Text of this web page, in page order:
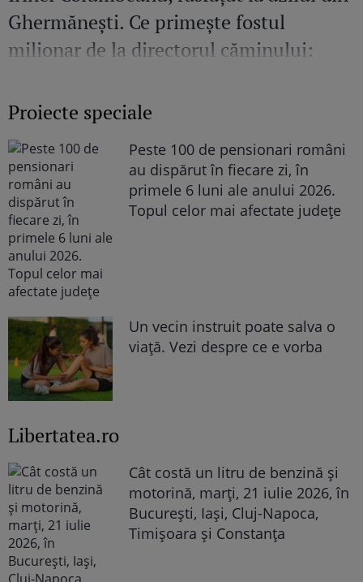
Ghermănești. Ce primește fostul
milionar de la directorul căminului:
Proiecte speciale
Peste 100 de pensionari români
au dispărut în fiecare zi, în
primele 6 luni ale anului 2026.
Topul celor mai afectate județe
Un vecin instruit poate salva o
viață. Vezi despre ce e vorba
Libertatea.ro
Cât costă un litru de benzină și
motorină, marți, 21 iulie 2026, în
București, Iași, Cluj-Napoca,
Timișoara și Constanța